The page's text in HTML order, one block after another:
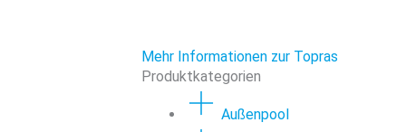
Mehr Informationen zur Topras
Produktkategorien
Außenpool